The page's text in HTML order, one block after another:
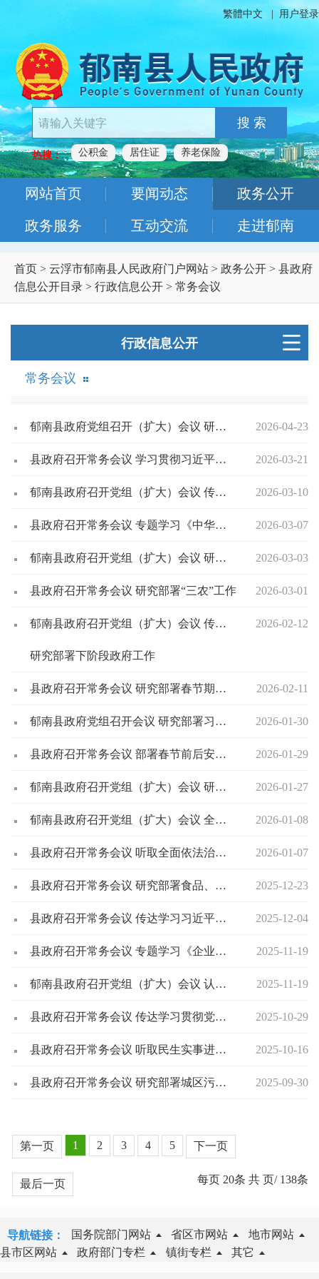
繁體中文 用户登录
搜 索
热搜： 公积金 居住证 养老保险
网站首页 要闻动态 政务公开
政务服务 互动交流 走进郁南
首页 > 云浮市郁南县人民政府门户网站 > 政务公开 > 县政府
信息公开目录 > 行政信息公开 > 常务会议
行政信息公开
常务会议
郁南县政府党组召开（扩大）会议 研究部署安全生产等工作 2026-04-23
县政府召开常务会议 学习贯彻习近平总书记重要讲话精神暨全国两会精神 2026-03-21
郁南县政府召开党组（扩大）会议 传达学习贯彻习近平总书记重要讲话精神 研究部署党风廉政建设及树立和践行正确政绩观学习教育工作 2026-03-10
县政府召开常务会议 专题学习《中华人民共和国危险化学品安全法》 2026-03-07
郁南县政府召开党组（扩大）会议 研究部署“三农”与乡村振兴工作 2026-03-03
县政府召开常务会议 研究部署“三农”工作 2026-03-01
郁南县政府召开党组（扩大）会议 传达学习贯彻习近平总书记重要指示精神
研究部署下阶段政府工作
2026-02-12
县政府召开常务会议 研究部署春节期间烟花爆竹管控等工作 2026-02-11
郁南县政府党组召开会议 研究部署习惯过紧日子有关工作 2026-01-30
县政府召开常务会议 部署春节前后安全生产、森林防灭火工作 2026-01-29
郁南县政府召开党组（扩大）会议 研究部署作风建设工作 2026-01-27
郁南县政府召开党组（扩大）会议 全面部署依法治县工作 2026-01-08
县政府召开常务会议 听取全面依法治县和基层行政执法情况汇报 2026-01-07
县政府召开常务会议 研究部署食品、药品等工作 2025-12-23
县政府召开常务会议 传达学习习近平总书记视察广东和出席第十五届全国运动会开幕式重要讲话重要指示精神 2025-12-04
县政府召开常务会议 专题学习《企业国有资产监督管理暂行条例》 2025-11-19
郁南县政府召开党组（扩大）会议 认真学习贯彻习近平总书记重要文章精神 研究部署整治违规吃喝有关工作 2025-11-19
县政府召开常务会议 传达学习贯彻党的二十届四中全会精神 2025-10-29
县政府召开常务会议 听取民生实事进展情况并研究部署下阶段工作 2025-10-16
县政府召开常务会议 研究部署城区污水治理工作 2025-09-30
第一页 1 2 3 4 5 下一页
最后一页 每页 20条 共 页/ 138条
导航链接： 国务院部门网站 省区市网站
地市网站
县市区网站
政府部门专栏 镇街专栏 其它